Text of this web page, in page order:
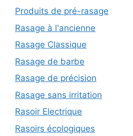
Produits de pré-rasage
Rasage à l'ancienne
Rasage Classique
Rasage de barbe
Rasage de précision
Rasage sans irritation
Rasoir Electrique
Rasoirs écologiques